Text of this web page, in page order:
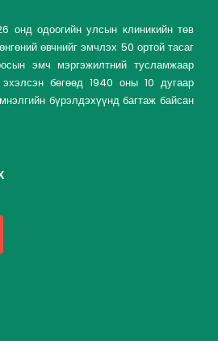
онд одоогийн улсын клиникийн төв
өвчнийг эмчлэх 50 ортой тасаг
эмч мэргэжилтний тусламжаар
бөгөөд 1940 оны 10 дугаар
бүрэлдэхүүнд багтаж байсан